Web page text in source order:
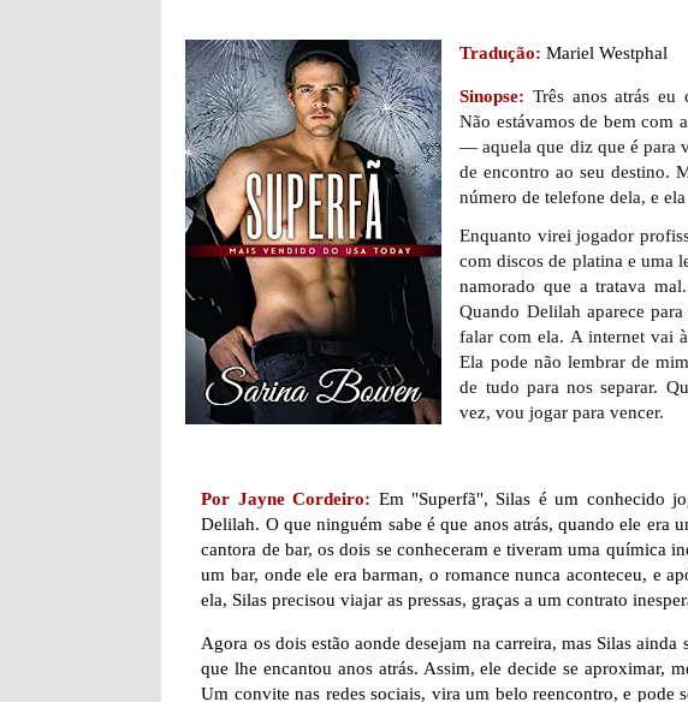
Tradução: Mariel Westphal
Sinopse: Três anos atrás
Não estávamos de bem com
— aquela que diz que é para
de encontro ao seu destino.
número de telefone dela, e
Enquanto virei jogador
com discos de platina e uma
namorado que a tratava mal.
Quando Delilah aparece
falar com ela. A internet vai
Ela pode não lembrar de
de tudo para nos separar.
vez, vou jogar para vencer.
Por Jayne Cordeiro: Em "Superfã", Silas é um conhecido
Delilah. O que ninguém sabe é que anos atrás, quando ele era
cantora de bar, os dois se conheceram e tiveram uma química
um bar, onde ele era barman, o romance nunca aconteceu, e
ela, Silas precisou viajar as pressas, graças a um contrato
Agora os dois estão aonde desejam na carreira, mas Silas
que lhe encantou anos atrás. Assim, ele decide se aproximar,
Um convite nas redes sociais, vira um belo reencontro, e pode